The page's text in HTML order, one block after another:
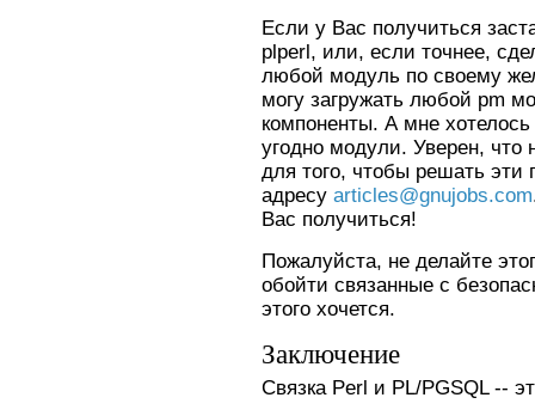
Если у Вас получиться
plperl, или, если точнее,
любой модуль по своему
могу загружать любой pm
компоненты. А мне
угодно модули. Уверен, что
для того, чтобы решать
адресу articles@gnujobs.com
Вас получиться!
Пожалуйста, не делайте
обойти связанные с
этого хочется.
Заключение
Связка Perl и PL/PGSQL --